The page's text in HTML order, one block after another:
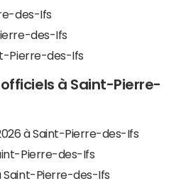
des-Ifs
des-Ifs
Pierre-des-Ifs
à Saint-Pierre-
à Saint-Pierre-des-Ifs
Pierre-des-Ifs
Saint-Pierre-des-Ifs